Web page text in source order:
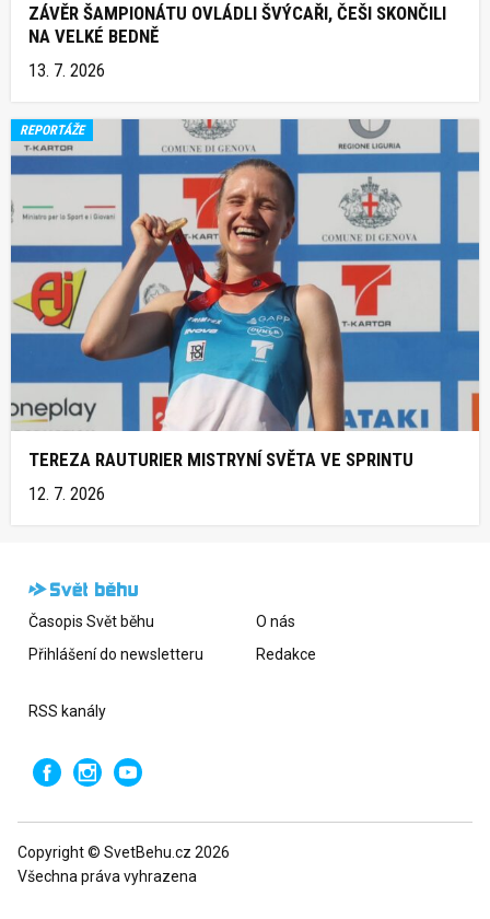
ZÁVĚR ŠAMPIONÁTU OVLÁDLI ŠVÝCAŘI, ČEŠI SKONČILI
NA VELKÉ BEDNĚ
13. 7. 2026
REPORTÁŽE
TEREZA RAUTURIER MISTRYNÍ SVĚTA VE SPRINTU
12. 7. 2026
Časopis Svět běhu
Přihlášení do newsletteru
O nás
Redakce
RSS kanály
Copyright © SvetBehu.cz 2026
Všechna práva vyhrazena